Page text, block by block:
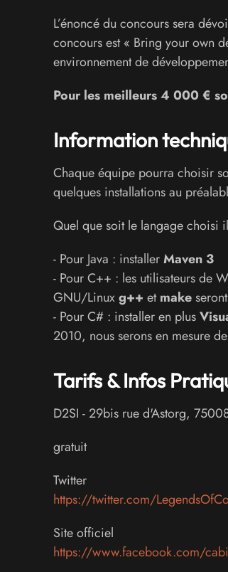
L’énoncé du concours sera
concours est « Bring your own
environnement de
Pour les meilleurs 4 000 €
Information
Chaque équipe pourra choisir
quelques installations au
Quel que soit le langage choisi
- Pour Java : installerMaven 3
- Pour C++ : les utilisateurs de
GNU/Linuxg++ etmake
- Pour C# : installer en plus
2010, nous serons en mesure
Tarifs & Infos
D2SI -29bis rue d'Astorg,
gratuit
Twitter
https://twitter.com/
Site officiel
https://www.facebook.com/